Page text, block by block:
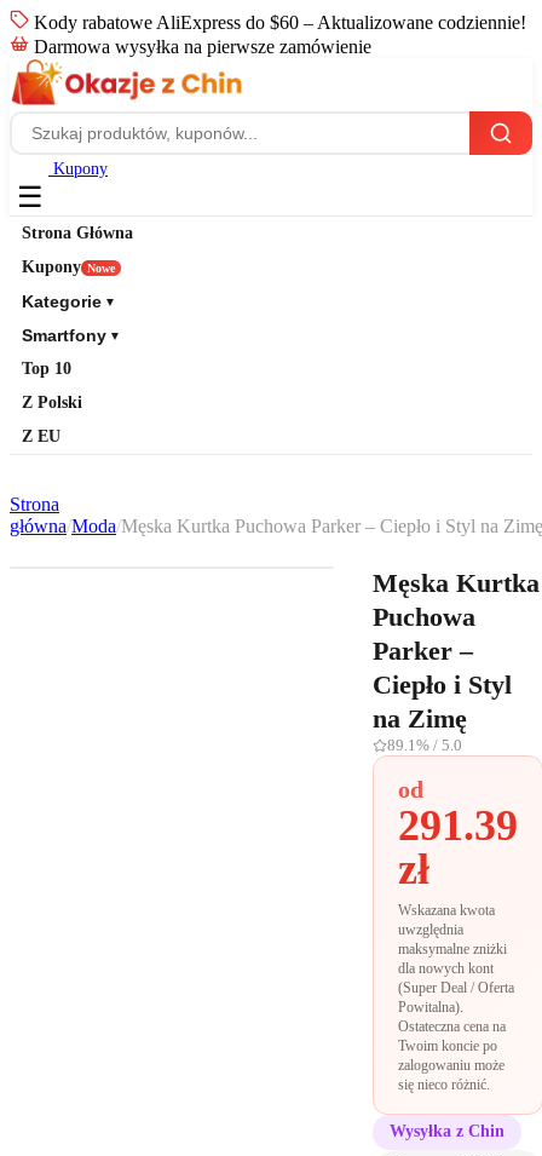
Kody rabatowe AliExpress do $60 – Aktualizowane codziennie!
Darmowa wysyłka na pierwsze zamówienie
Kupony
☰
Strona Główna
Kupony Nowe
Kategorie ▼
Smartfony ▼
Top 10
Z Polski
Z EU
Strona
główna/Moda/Męska Kurtka Puchowa Parker – Ciepło i Styl na Zimę
Męska Kurtka
Puchowa
Parker –
Ciepło i Styl
na Zimę
89.1% / 5.0
od
291.39
zł
Wskazana kwota
uwzględnia
maksymalne zniżki
dla nowych kont
(Super Deal / Oferta
Powitalna).
Ostateczna cena na
Twoim koncie po
zalogowaniu może
się nieco różnić.
Wysyłka z Chin